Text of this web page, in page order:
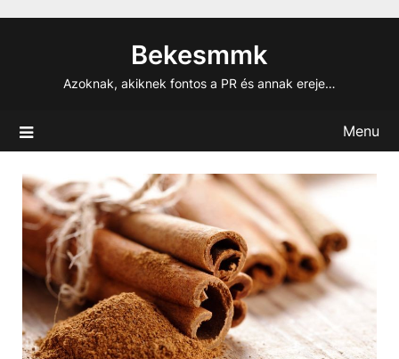
Bekesmmk
Azoknak, akiknek fontos a PR és annak ereje…
Menu